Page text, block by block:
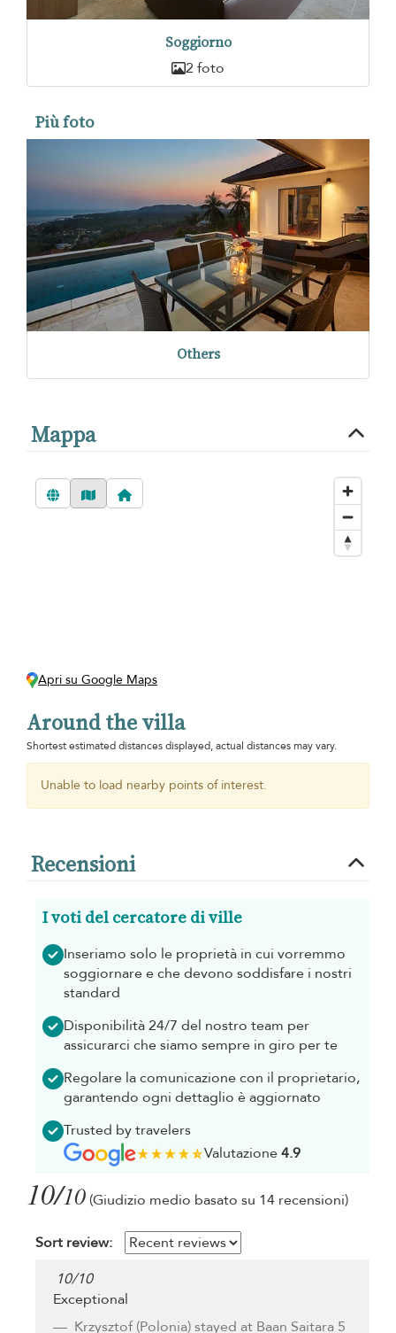
Soggiorno
2 foto
Più foto
Others
Mappa
Apri su Google Maps
Around the villa
Shortest estimated distances displayed, actual distances may vary.
Unable to load nearby points of interest.
Recensioni
I voti del cercatore di ville
Inseriamo solo le proprietà in cui vorremmo
soggiornare e che devono soddisfare i nostri
standard
Disponibilità 24/7 del nostro team per
assicurarci che siamo sempre in giro per te
Regolare la comunicazione con il proprietario,
garantendo ogni dettaglio è aggiornato
Trusted by travelers
Valutazione4.9
10/10 (Giudizio medio basato su 14 recensioni)
Sort review:
10/10
Exceptional
Krzysztof(Polonia) stayed at Baan Saitara 5